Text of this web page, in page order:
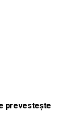
prevestește